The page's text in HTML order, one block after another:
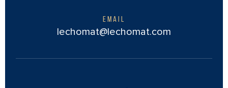
EMAIL
lechomat@lechomat.com